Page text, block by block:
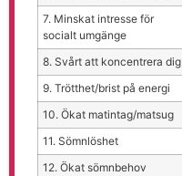
7. Minskat intresse för
socialt umgänge
8. Svårt att koncentrera dig
9. Trötthet/brist på energi
10. Ökat matintag/matsug
11. Sömnlöshet
12. Ökat sömnbehov